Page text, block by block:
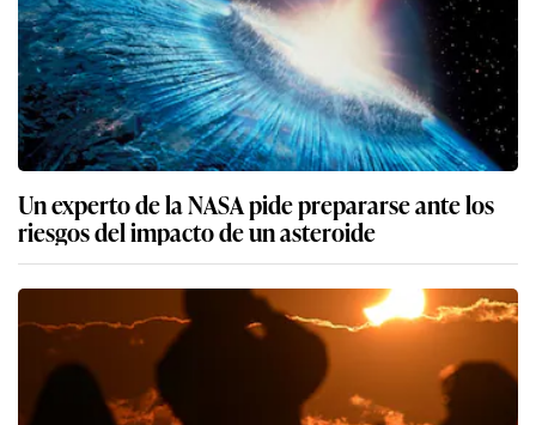
Un experto de la NASA pide prepararse ante los
riesgos del impacto de un asteroide